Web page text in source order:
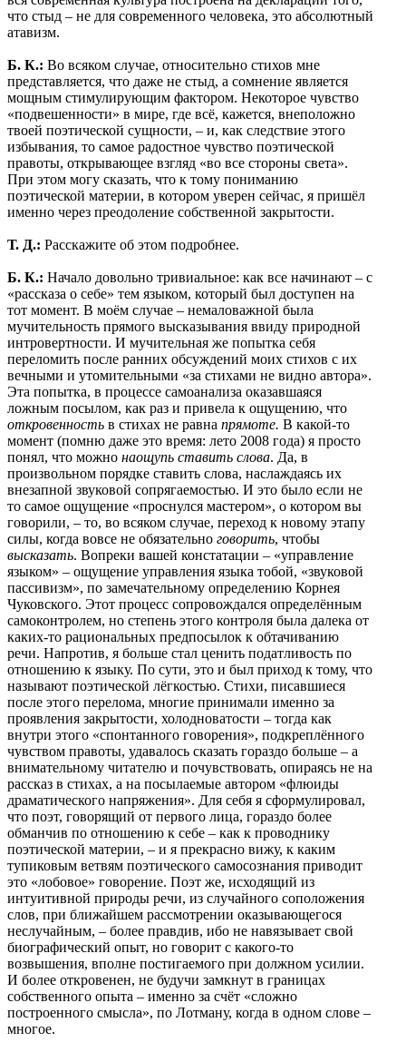
что стыд – не для современного человека, это абсолютный
атавизм.
Б. К.: Во всяком случае, относительно стихов мне
представляется, что даже не стыд, а сомнение является
мощным стимулирующим фактором. Некоторое чувство
«подвешенности» в мире, где всё, кажется, внеположно
твоей поэтической сущности, – и, как следствие этого
избывания, то самое радостное чувство поэтической
правоты, открывающее взгляд «во все стороны света».
При этом могу сказать, что к тому пониманию
поэтической материи, в котором уверен сейчас, я пришёл
именно через преодоление собственной закрытости.
Т. Д.: Расскажите об этом подробнее.
Б. К.: Начало довольно тривиальное: как все начинают – с
«рассказа о себе» тем языком, который был доступен на
тот момент. В моём случае – немаловажной была
мучительность прямого высказывания ввиду природной
интровертности. И мучительная же попытка себя
переломить после ранних обсуждений моих стихов с их
вечными и утомительными «за стихами не видно автора».
Эта попытка, в процессе самоанализа оказавшаяся
ложным посылом, как раз и привела к ощущению, что
откровенность в стихах не равна прямоте. В какой-то
момент (помню даже это время: лето 2008 года) я просто
понял, что можно наощупь ставить слова. Да, в
произвольном порядке ставить слова, наслаждаясь их
внезапной звуковой сопрягаемостью. И это было если не
то самое ощущение «проснулся мастером», о котором вы
говорили, – то, во всяком случае, переход к новому этапу
силы, когда вовсе не обязательно говорить, чтобы
высказать. Вопреки вашей констатации – «управление
языком» – ощущение управления языка тобой, «звуковой
пассивизм», по замечательному определению Корнея
Чуковского. Этот процесс сопровождался определённым
самоконтролем, но степень этого контроля была далека от
каких-то рациональных предпосылок к обтачиванию
речи. Напротив, я больше стал ценить податливость по
отношению к языку. По сути, это и был приход к тому, что
называют поэтической лёгкостью. Стихи, писавшиеся
после этого перелома, многие принимали именно за
проявления закрытости, холодноватости – тогда как
внутри этого «спонтанного говорения», подкреплённого
чувством правоты, удавалось сказать гораздо больше – а
внимательному читателю и почувствовать, опираясь не на
рассказ в стихах, а на посылаемые автором «флюиды
драматического напряжения». Для себя я сформулировал,
что поэт, говорящий от первого лица, гораздо более
обманчив по отношению к себе – как к проводнику
поэтической материи, – и я прекрасно вижу, к каким
тупиковым ветвям поэтического самосознания приводит
это «лобовое» говорение. Поэт же, исходящий из
интуитивной природы речи, из случайного соположения
слов, при ближайшем рассмотрении оказывающегося
неслучайным, – более правдив, ибо не навязывает свой
биографический опыт, но говорит с какого-то
возвышения, вполне постигаемого при должном усилии.
И более откровенен, не будучи замкнут в границах
собственного опыта – именно за счёт «сложно
построенного смысла», по Лотману, когда в одном слове –
многое.